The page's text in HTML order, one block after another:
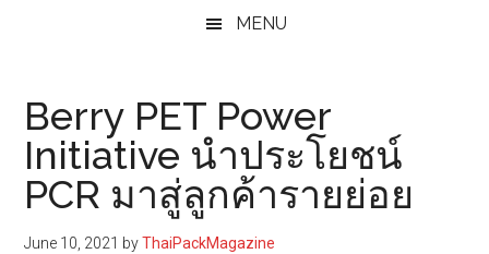
MENU
Berry PET Power
Initiative นำประโยชน์
PCR มาสู่ลูกค้ารายย่อย
June 10, 2021 byThaiPackMagazine